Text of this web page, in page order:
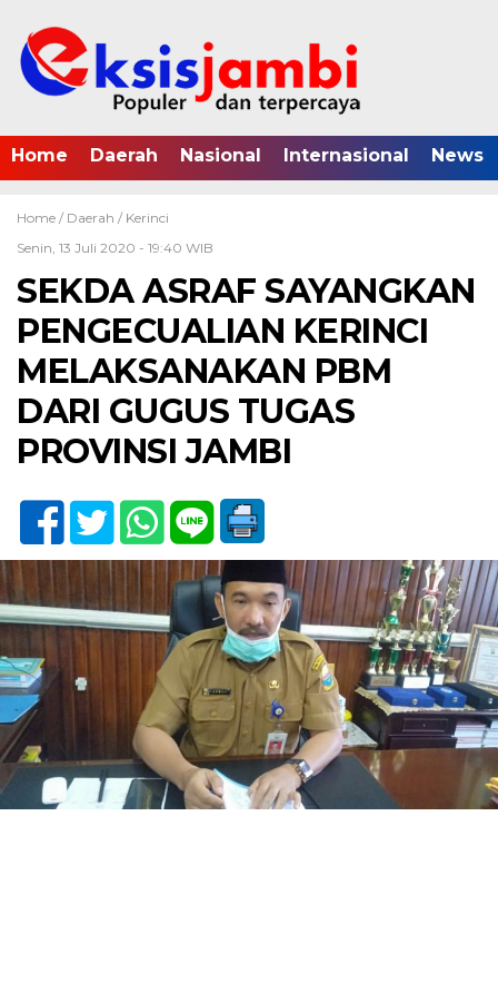
Home Daerah Nasional Internasional News
Home / Daerah / Kerinci
Senin, 13 Juli 2020 - 19:40 WIB
SEKDA ASRAF SAYANGKAN
PENGECUALIAN KERINCI
MELAKSANAKAN PBM
DARI GUGUS TUGAS
PROVINSI JAMBI